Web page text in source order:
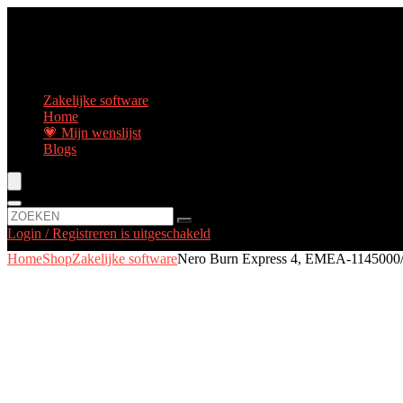
Zakelijke software
Home
💗 Mijn wenslijst
Blogs
Login / Registreren is uitgeschakeld
HomeShopZakelijke softwareNero Burn Express 4, EMEA-